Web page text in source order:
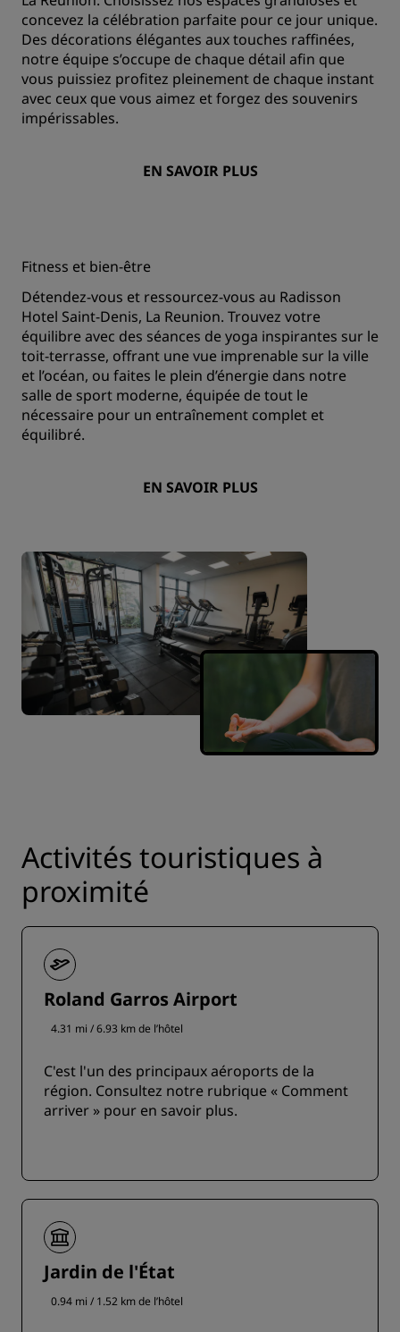
concevez la célébration parfaite pour ce jour unique.
Des décorations élégantes aux touches raffinées,
notre équipe s’occupe de chaque détail afin que
vous puissiez profitez pleinement de chaque instant
avec ceux que vous aimez et forgez des souvenirs
impérissables.
EN SAVOIR PLUS
Fitness et bien-être
Détendez-vous et ressourcez-vous au Radisson
Hotel Saint-Denis, La Reunion. Trouvez votre
équilibre avec des séances de yoga inspirantes sur le
toit-terrasse, offrant une vue imprenable sur la ville
et l’océan, ou faites le plein d’énergie dans notre
salle de sport moderne, équipée de tout le
nécessaire pour un entraînement complet et
équilibré.
EN SAVOIR PLUS
Activités touristiques à
proximité
Roland Garros Airport
4.31 mi / 6.93 km de l’hôtel
C'est l'un des principaux aéroports de la
région. Consultez notre rubrique « Comment
arriver » pour en savoir plus.
Jardin de l'État
0.94 mi / 1.52 km de l’hôtel